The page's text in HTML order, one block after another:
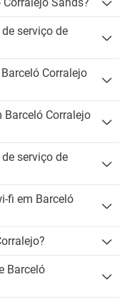
serviço de
Corralejo
Barceló Corralejo
serviço de
fi em Barceló
Barceló